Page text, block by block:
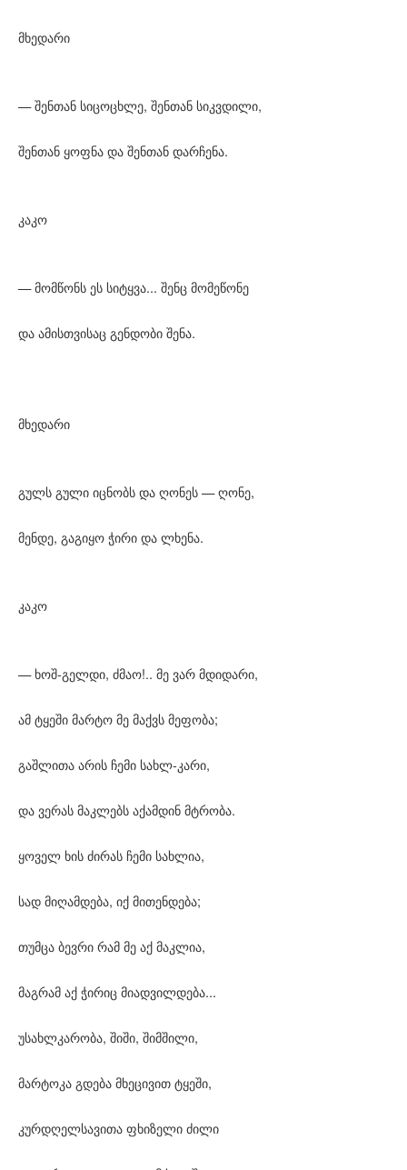
მხედარი
— შენთან სიცოცხლე, შენთან სიკვდილი,
შენთან ყოფნა და შენთან დარჩენა.
კაკო
— მომწონს ეს სიტყვა... შენც მომეწონე
და ამისთვისაც გენდობი შენა.
მხედარი
გულს გული იცნობს და ღონეს — ღონე,
მენდე, გაგიყო ჭირი და ლხენა.
კაკო
— ხოშ-გელდი, ძმაო!.. მე ვარ მდიდარი,
ამ ტყეში მარტო მე მაქვს მეფობა;
გაშლითა არის ჩემი სახლ-კარი,
და ვერას მაკლებს აქამდინ მტრობა.
ყოველ ხის ძირას ჩემი სახლია,
სად მიღამდება, იქ მითენდება;
თუმცა ბევრი რამ მე აქ მაკლია,
მაგრამ აქ ჭირიც მიადვილდება...
უსახლკარობა, შიში, შიმშილი,
მარტოკა გდება მხეცივით ტყეში,
კურდღელსავითა ფხიზელი ძილი